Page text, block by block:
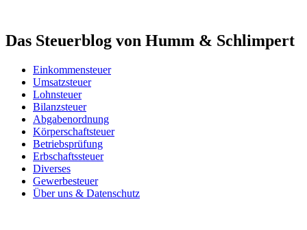
Das Steuerblog von Humm & Schlimpert
Einkommensteuer
Umsatzsteuer
Lohnsteuer
Bilanzsteuer
Abgabenordnung
Körperschaftsteuer
Betriebsprüfung
Erbschaftssteuer
Diverses
Gewerbesteuer
Über uns & Datenschutz